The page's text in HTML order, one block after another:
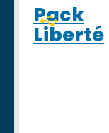
Pack
Liberté